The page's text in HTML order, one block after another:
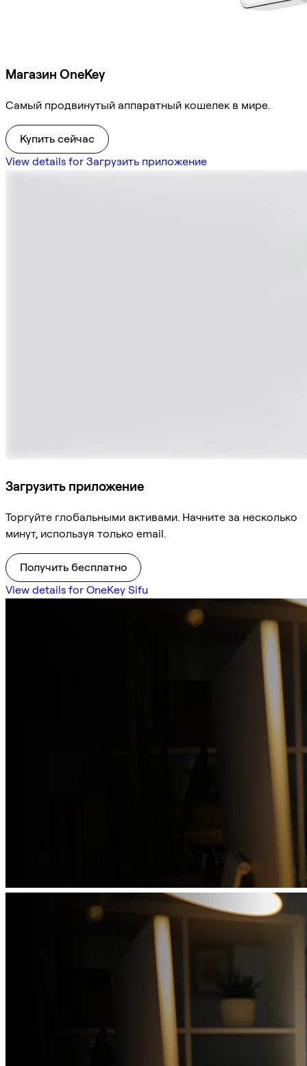
Магазин OneKey
Самый продвинутый аппаратный кошелек в мире.
Купить сейчас
View details for Загрузить приложение
Загрузить приложение
Торгуйте глобальными активами. Начните за несколько
минут, используя только email.
Получить бесплатно
View details for OneKey Sifu